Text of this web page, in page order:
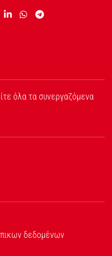
όλα τα συνεργαζόμενα
δεδομένων